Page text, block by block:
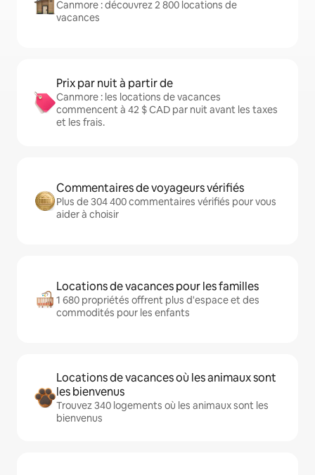
Canmore : découvrez 2 800 locations de
vacances
Prix par nuit à partir de
Canmore : les locations de vacances
commencent à 42 $ CAD par nuit avant les taxes
et les frais.
Commentaires de voyageurs vérifiés
Plus de 304 400 commentaires vérifiés pour vous
aider à choisir
Locations de vacances pour les familles
1 680 propriétés offrent plus d'espace et des
commodités pour les enfants
Locations de vacances où les animaux sont
les bienvenus
Trouvez 340 logements où les animaux sont les
bienvenus